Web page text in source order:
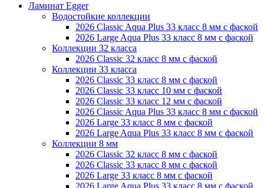
Ламинат Egger
Водостойкие коллекции
2026 Classic Aqua Plus 33 класс 8 мм с фаской
2026 Large Aqua Plus 33 класс 8 мм с фаской
Коллекции 32 класса
2026 Classic 32 класс 8 мм с фаской
Коллекции 33 класса
2026 Classic 33 класс 8 мм с фаской
2026 Classic 33 класс 10 мм с фаской
2026 Classic 33 класс 12 мм с фаской
2026 Classic Aqua Plus 33 класс 8 мм с фаской
2026 Large 33 класс 8 мм с фаской
2026 Large Aqua Plus 33 класс 8 мм с фаской
Коллекции 8 мм
2026 Classic 32 класс 8 мм с фаской
2026 Classic 33 класс 8 мм с фаской
2026 Large 33 класс 8 мм с фаской
2026 Large Aqua Plus 33 класс 8 мм с фаской